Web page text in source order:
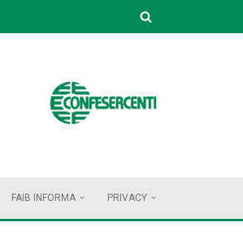
FAIB INFORMA PRIVACY